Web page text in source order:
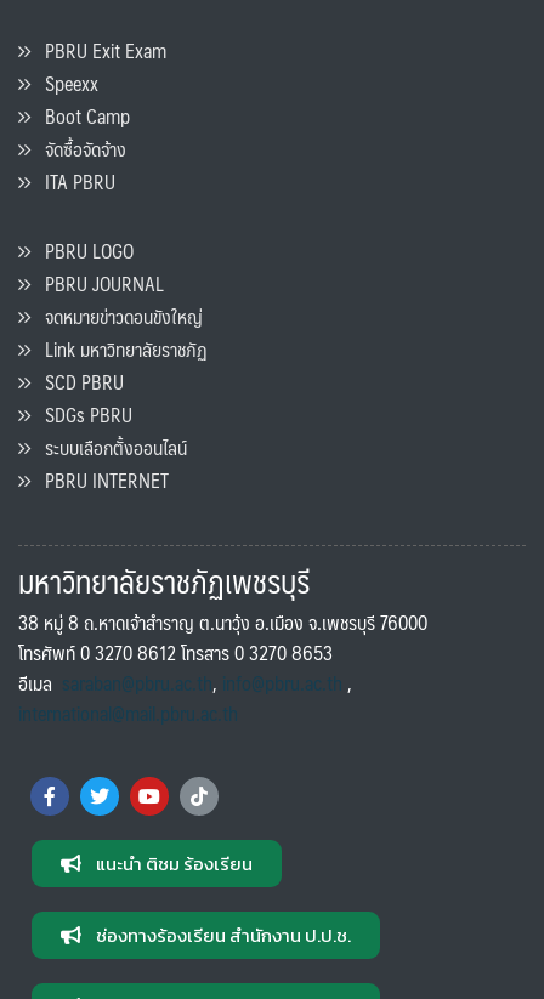
PBRU Exit Exam
Speexx
Boot Camp
จัดซื้อจัดจ้าง
ITA PBRU
PBRU LOGO
PBRU JOURNAL
จดหมายข่าวดอนขังใหญ่
Link มหาวิทยาลัยราชภัฏ
SCD PBRU
SDGs PBRU
ระบบเลือกตั้งออนไลน์
PBRU INTERNET
มหาวิทยาลัยราชภัฏเพชรบุรี
38 หมู่ 8 ถ.หาดเจ้าสำราญ ต.นาวุ้ง อ.เมือง จ.เพชรบุรี 76000
โทรศัพท์ 0 3270 8612 โทรสาร 0 3270 8653
อีเมล saraban@pbru.ac.th, info@pbru.ac.th,
international@mail.pbru.ac.th
แนะนำ ติชม ร้องเรียน
ช่องทางร้องเรียน สำนักงาน ป.ป.ช.